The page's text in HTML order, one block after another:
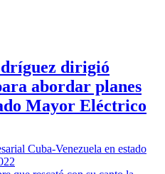
dirigió
abordar planes
Mayor Eléctrico
Cuba-Venezuela en estado